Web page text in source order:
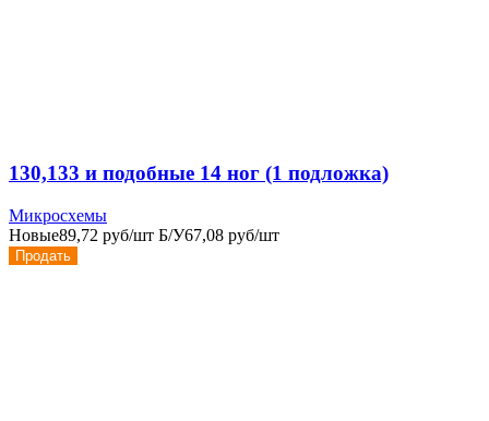
130,133 и подобные 14 ног (1 подложка)
Микросхемы
Новые89,72 руб/шт Б/У67,08 руб/шт
Продать